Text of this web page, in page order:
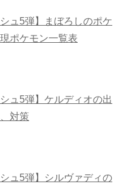
ュ5弾】まぼろしのポケ
ポケモン一覧表
ュ5弾】ケルディオの出
対策
シュ5弾】シルヴァディの